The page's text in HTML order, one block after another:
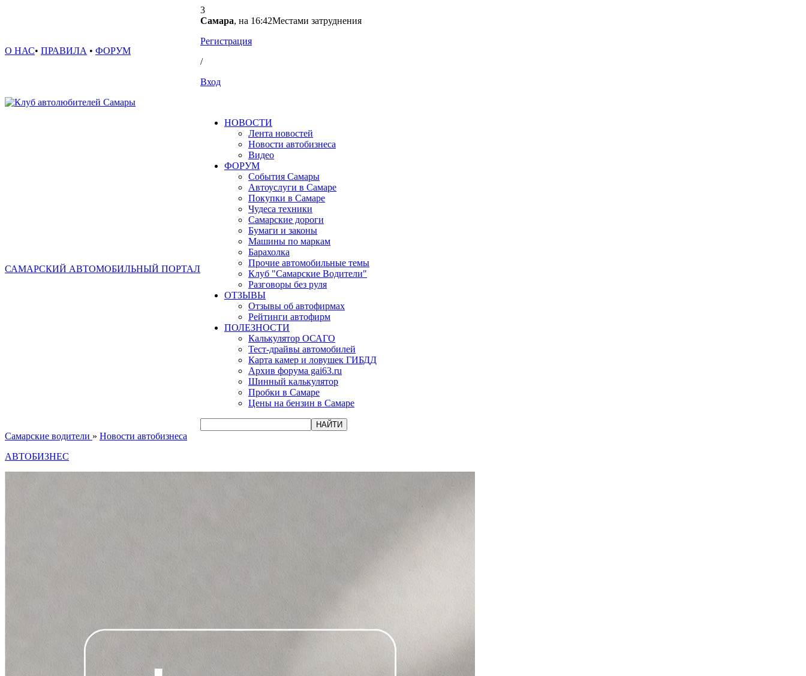
О НАС• ПРАВИЛА • ФОРУМ
3
Самара, на 16:42Местами затруднения
Регистрация
/
Вход
САМАРСКИЙ АВТОМОБИЛЬНЫЙ ПОРТАЛ
НОВОСТИ
Лента новостей
Новости автобизнеса
Видео
ФОРУМ
События Самары
Автоуслуги в Самаре
Покупки в Самаре
Чудеса техники
Самарские дороги
Бумаги и законы
Машины по маркам
Барахолка
Прочие автомобильные темы
Клуб "Самарские Водители"
Разговоры без руля
ОТЗЫВЫ
Отзывы об автофирмах
Рейтинги автофирм
ПОЛЕЗНОСТИ
Калькулятор ОСАГО
Тест-драйвы автомобилей
Карта камер и ловушек ГИБДД
Архив форума gai63.ru
Шинный калькулятор
Пробки в Самаре
Цены на бензин в Самаре
Самарские водители » Новости автобизнеса
АВТОБИЗНЕС